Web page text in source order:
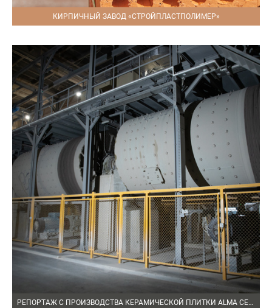
КИРПИЧНЫЙ ЗАВОД «СТРОЙПЛАСТПОЛИМЕР»
РЕПОРТАЖ С ПРОИЗВОДСТВА КЕРАМИЧЕСКОЙ ПЛИТКИ ALMA CERAMICA